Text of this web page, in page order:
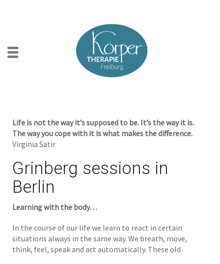
Life is not the way it’s supposed to be. It’s the way it is.
The way you cope with it is what makes the difference.
Virginia Satir
Grinberg sessions in
Berlin
Learning with the body…
In the course of our life we learn to react in certain
situations always in the same way. We breath, move,
think, feel, speak and act automatically. These old